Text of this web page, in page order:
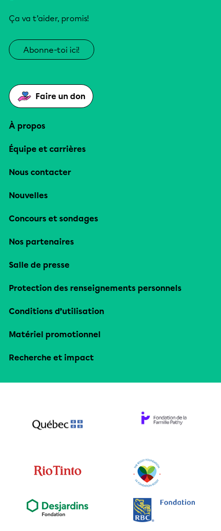
Ça va t’aider, promis!
Abonne-toi ici!
Faire un don
À propos
Équipe et carrières
Nous contacter
Nouvelles
Concours et sondages
Nos partenaires
Salle de presse
Protection des renseignements personnels
Conditions d’utilisation
Matériel promotionnel
Recherche et impact